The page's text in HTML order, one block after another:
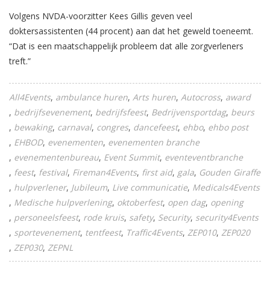
Volgens NVDA-voorzitter Kees Gillis geven veel
doktersassistenten (44 procent) aan dat het geweld toeneemt.
“Dat is een maatschappelijk probleem dat alle zorgverleners
treft.”
All4Events ambulance huren Arts huren Autocross award
bedrijfsevenement bedrijfsfeest Bedrijvensportdag beurs
bewaking carnaval congres dancefeest ehbo ehbo post
EHBOD evenementen evenementen branche
evenementenbureau Event Summit eventeventbranche
feest festival Fireman4Events first aid gala Gouden Giraffe
hulpverlener Jubileum Live communicatie Medicals4Events
Medische hulpverlening oktoberfest open dag opening
personeelsfeest rode kruis safety Security security4Events
sportevenement tentfeest Traffic4Events ZEP010 ZEP020
ZEP030 ZEPNL